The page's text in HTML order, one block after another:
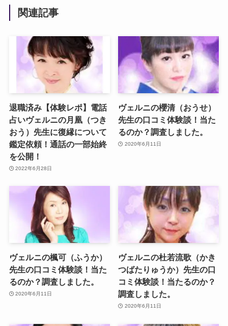
関連記事
退職済み【体験レポ】電話
占いヴェルニの月凰（つき
おう）先生に復縁について
鑑定依頼！通話の一部始終
を公開！
2022年6月28日
ヴェルニの櫻清（おうせ）
先生の口コミ体験談！当た
るのか？調査しました。
2020年6月11日
ヴェルニの楓可（ふうか）
先生の口コミ体験談！当た
るのか？調査しました。
2020年6月11日
ヴェルニの杜若流歌（かき
つばたりゅうか）先生の口
コミ体験談！当たるのか？
調査しました。
2020年6月11日